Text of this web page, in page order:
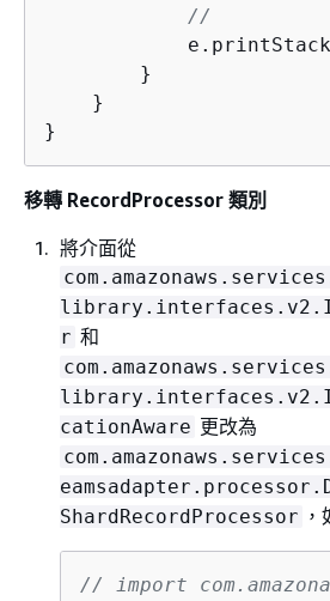
//
        }
    }
}
移轉 RecordProcessor 類別
將介面從
r 和
cationAware 更改為
ShardRecordProcessor
// import